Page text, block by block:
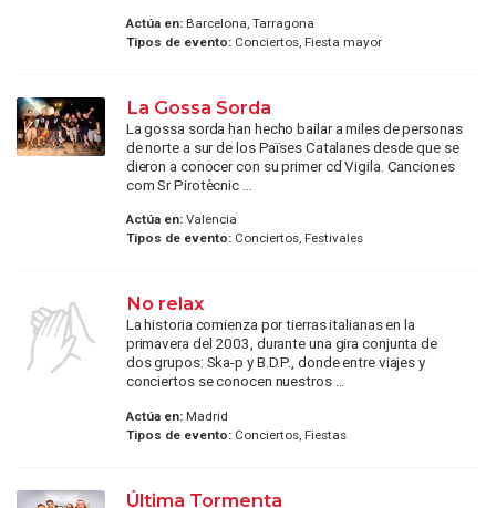
Actúa en:Barcelona, Tarragona
Tipos de evento:Conciertos, Fiesta mayor
La Gossa Sorda
La gossa sorda han hecho bailar a miles de personas
de norte a sur de los Païses Catalanes desde que se
dieron a conocer con su primer cd Vigila. Canciones
com Sr Pirotècnic ...
Actúa en:Valencia
Tipos de evento:Conciertos, Festivales
No relax
La historia comienza por tierras italianas en la
primavera del 2003, durante una gira conjunta de
dos grupos: Ska-p y B.D.P., donde entre viajes y
conciertos se conocen nuestros ...
Actúa en:Madrid
Tipos de evento:Conciertos, Fiestas
Última Tormenta